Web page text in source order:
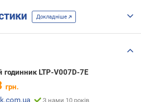
Докладніше
годинник LTP-V007D-7E
грн.
З нами 10 років